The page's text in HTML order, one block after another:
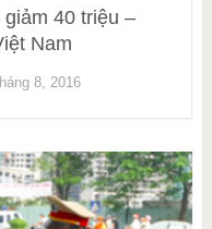
40 triệu –
Nam
8, 2016